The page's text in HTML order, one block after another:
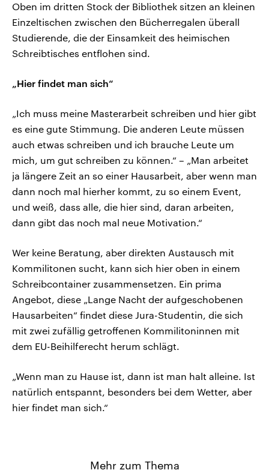
Oben im dritten Stock der Bibliothek sitzen an kleinen
Einzeltischen zwischen den Bücherregalen überall
Studierende, die der Einsamkeit des heimischen
Schreibtisches entflohen sind.
„Hier findet man sich“
„Ich muss meine Masterarbeit schreiben und hier gibt
es eine gute Stimmung. Die anderen Leute müssen
auch etwas schreiben und ich brauche Leute um
mich, um gut schreiben zu können.“ – „Man arbeitet
ja längere Zeit an so einer Hausarbeit, aber wenn man
dann noch mal hierher kommt, zu so einem Event,
und weiß, dass alle, die hier sind, daran arbeiten,
dann gibt das noch mal neue Motivation.“
Wer keine Beratung, aber direkten Austausch mit
Kommilitonen sucht, kann sich hier oben in einem
Schreibcontainer zusammensetzen. Ein prima
Angebot, diese „Lange Nacht der aufgeschobenen
Hausarbeiten“ findet diese Jura-Studentin, die sich
mit zwei zufällig getroffenen Kommilitoninnen mit
dem EU-Beihilferecht herum schlägt.
„Wenn man zu Hause ist, dann ist man halt alleine. Ist
natürlich entspannt, besonders bei dem Wetter, aber
hier findet man sich.“
Mehr zum Thema